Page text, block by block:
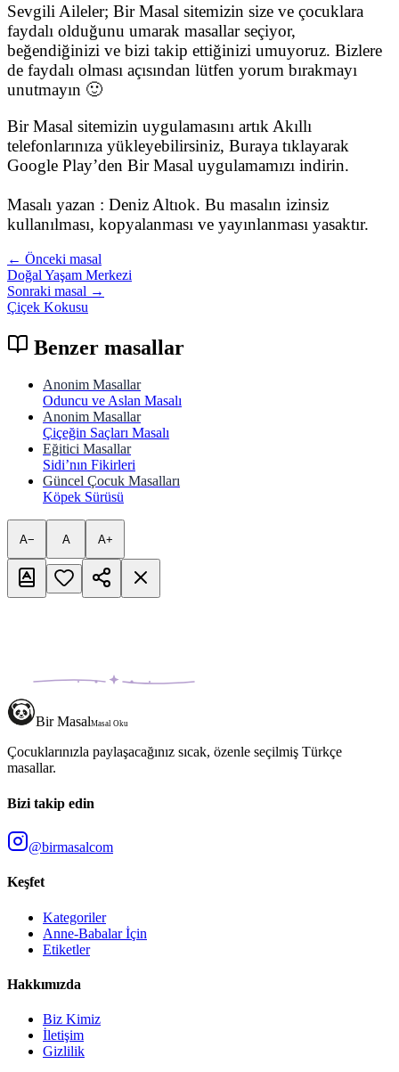
Sevgili Aileler; Bir Masal sitemizin size ve çocuklara
faydalı olduğunu umarak masallar seçiyor,
beğendiğinizi ve bizi takip ettiğinizi umuyoruz. Bizlere
de faydalı olması açısından lütfen yorum bırakmayı
unutmayın 🙂
Bir Masal sitemizin uygulamasını artık Akıllı
telefonlarınıza yükleyebilirsiniz, Buraya tıklayarak
Google Play’den Bir Masal uygulamamızı indirin.
Masalı yazan : Deniz Altıok. Bu masalın izinsiz
kullanılması, kopyalanması ve yayınlanması yasaktır.
← Önceki masal
Doğal Yaşam Merkezi
Sonraki masal →
Çiçek Kokusu
Benzer masallar
Anonim Masallar
Oduncu ve Aslan Masalı
Anonim Masallar
Çiçeğin Saçları Masalı
Eğitici Masallar
Sidi’nın Fikirleri
Güncel Çocuk Masalları
Köpek Sürüsü
A− A A+
Bir MasalMasal Oku
Çocuklarınızla paylaşacağınız sıcak, özenle seçilmiş Türkçe
masallar.
Bizi takip edin
@birmasalcom
Keşfet
Kategoriler
Anne-Babalar İçin
Etiketler
Hakkımızda
Biz Kimiz
İletişim
Gizlilik